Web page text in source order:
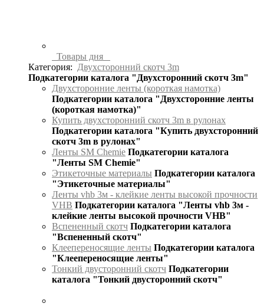
Товары дня
Категория:
Двухсторонний скотч 3m
Подкатегории каталога "Двухсторонний скотч 3m"
Двухсторонние ленты (короткая намотка)
Подкатегории каталога "Двухсторонние ленты
(короткая намотка)"
Купить двухсторонний скотч 3m в рулонах
Подкатегории каталога "Купить двухсторонний
скотч 3m в рулонах"
Ленты SM Chemie Подкатегории каталога
"Ленты SM Chemie"
Этикеточные материалы Подкатегории каталога
"Этикеточные материалы"
Ленты vhb 3м - клейкие ленты высокой прочности
VHB Подкатегории каталога "Ленты vhb 3м -
клейкие ленты высокой прочности VHB"
Вспененный скотч Подкатегории каталога
"Вспененный скотч"
Клеепереносящие ленты Подкатегории каталога
"Клеепереносящие ленты"
Тонкий двусторонний скотч Подкатегории
каталога "Тонкий двусторонний скотч"